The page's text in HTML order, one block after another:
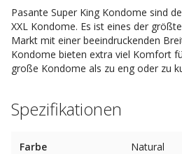
Pasante Super King Kondome sind
XXL Kondome. Es ist eines der
Markt mit einer beeindruckenden
Kondome bieten extra viel Komfort
große Kondome als zu eng oder zu
Spezifikationen
Farbe Natural